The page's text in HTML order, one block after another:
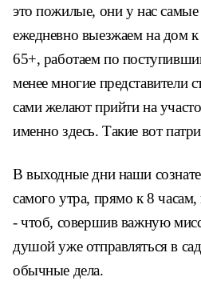
это пожилые, они у нас
ежедневно выезжаем на дом к
65+, работаем по
менее многие представители
сами желают прийти на
именно здесь. Такие вот
В выходные дни наши
самого утра, прямо к 8 часам,
- чтоб, совершив важную
душой уже отправляться в
обычные дела.